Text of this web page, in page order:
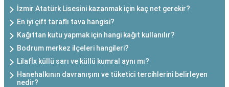
İzmir Atatürk Lisesini kazanmak için kaç net gerekir?
En iyi çift taraflı tava hangisi?
Kağıttan kutu yapmak için hangi kağıt kullanılır?
Bodrum merkez ilçeleri hangileri?
Lilafİx küllü sarı ve küllü kumral aynı mı?
Hanehalkının davranışını ve tüketici tercihlerini belirleyen
nedir?